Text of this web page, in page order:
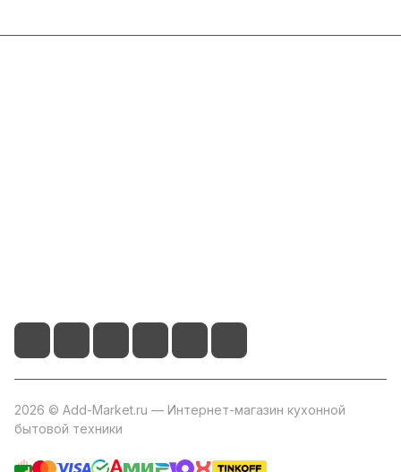
2026 © Add-Market.ru — Интернет-магазин кухонной
бытовой техники